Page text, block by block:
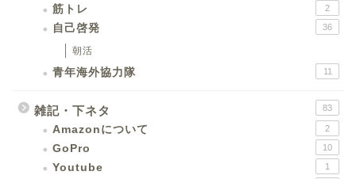
筋トレ 2
自己啓発 36
朝活
青年海外協力隊 11
雑記・下ネタ 83
Amazonについて 2
GoPro 10
Youtube 1